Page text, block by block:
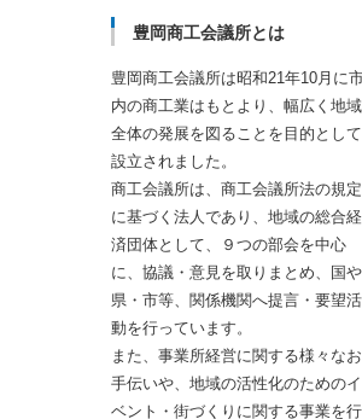
豊岡商工会議所とは
豊岡商工会議所は昭和21年10月に
内の商工業はもとより、幅広く地域
全体の発展を図ることを目的として
設立されました。
商工会議所は、商工会議所法の規定
に基づく法人であり、地域の総合経
済団体として、９つの部会を中心
に、協議・意見を取りまとめ、国や
県・市等、関係機関へ提言・要望活
動を行っています。
また、事業所経営に関する様々なお
手伝いや、地域の活性化のためのイ
ベント・街づくりに関する事業を行